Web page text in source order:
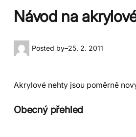
Návod na
Posted by–25. 2. 2011
Akrylové nehty jsou poměrně
Obecný přehled